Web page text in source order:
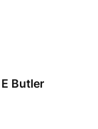
Butler